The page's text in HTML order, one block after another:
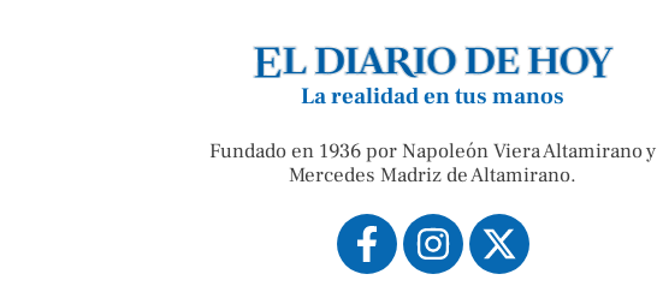
La realidad en tus manos
Fundado en 1936 por Napoleón Viera Altamirano y
Mercedes Madriz de Altamirano.